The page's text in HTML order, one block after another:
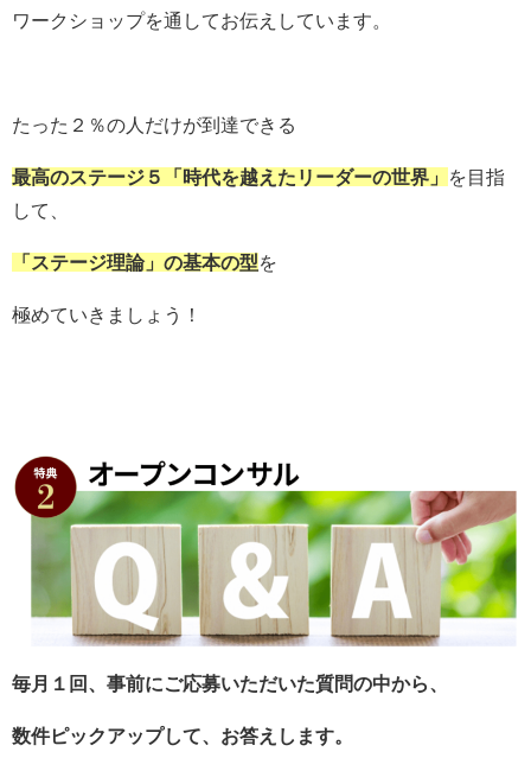
ワークショップを通してお伝えしています。
たった２％の人だけが到達できる
最高のステージ５「時代を越えたリーダーの世界」
を目指
して、
「ステージ理論」の基本の型を
極めていきましょう！
毎月１回、事前にご応募いただいた質問の中から、
数件ピックアップして、お答えします。